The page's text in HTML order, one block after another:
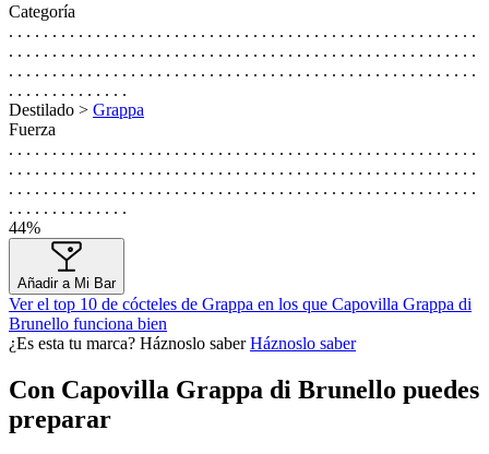
Categoría
. . . . . . . . . . . . . . . . . . . . . . . . . . . . . . . . . . . . . . . . . . . . . . . . . . . . . .
. . . . . . . . . . . . . . . . . . . . . . . . . . . . . . . . . . . . . . . . . . . . . . . . . . . . . .
. . . . . . . . . . . . . . . . . . . . . . . . . . . . . . . . . . . . . . . . . . . . . . . . . . . . . .
. . . . . . . . . . . . . .
Destilado > Grappa
Fuerza
. . . . . . . . . . . . . . . . . . . . . . . . . . . . . . . . . . . . . . . . . . . . . . . . . . . . . .
. . . . . . . . . . . . . . . . . . . . . . . . . . . . . . . . . . . . . . . . . . . . . . . . . . . . . .
. . . . . . . . . . . . . . . . . . . . . . . . . . . . . . . . . . . . . . . . . . . . . . . . . . . . . .
. . . . . . . . . . . . . .
44%
Añadir a Mi Bar
Ver el top 10 de cócteles de Grappa en los que Capovilla Grappa di
Brunello funciona bien
¿Es esta tu marca? Háznoslo saberHáznoslo saber
Con Capovilla Grappa di Brunello puedes
preparar